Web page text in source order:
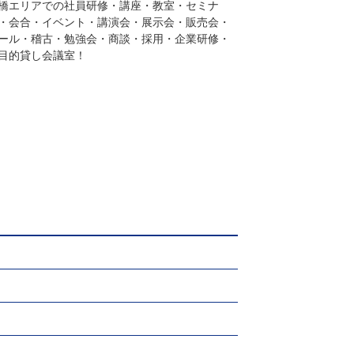
エリアでの社員研修・講座・教室・セミナ
合・イベント・講演会・展示会・販売会・
・稽古・勉強会・商談・採用・企業研修・
的貸し会議室！